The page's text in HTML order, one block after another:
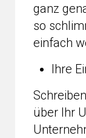
ganz
so
einfach
Ihre
über Ihr